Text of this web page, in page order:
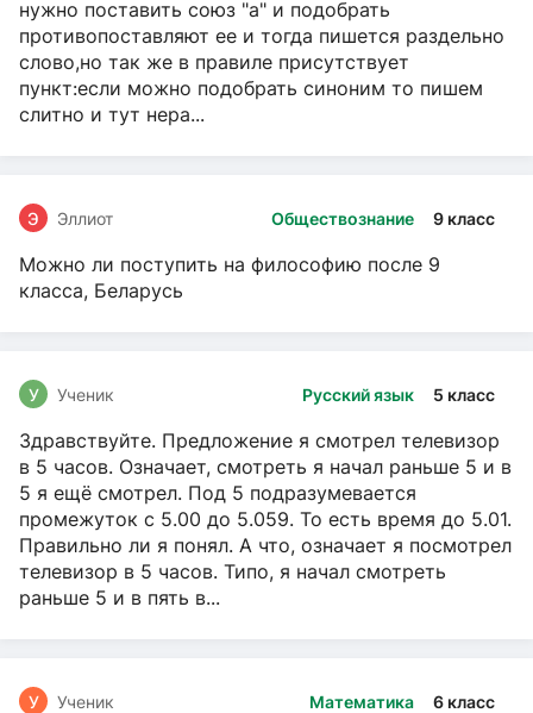
нужно поставить союз "а" и подобрать
противопоставляют ее и тогда пишется раздельно
слово,но так же в правиле присутствует
пункт:если можно подобрать синоним то пишем
слитно и тут нера...
Обществознание 9 класс
Э Эллиот
Можно ли поступить на философию после 9
класса, Беларусь
Русский язык 5 класс
У Ученик
Здравствуйте. Предложение я смотрел телевизор
в 5 часов. Означает, смотреть я начал раньше 5 и в
5 я ещё смотрел. Под 5 подразумевается
промежуток с 5.00 до 5.059. То есть время до 5.01.
Правильно ли я понял. А что, означает я посмотрел
телевизор в 5 часов. Типо, я начал смотреть
раньше 5 и в пять в...
Математика 6 класс
У Ученик